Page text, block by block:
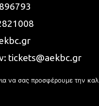
tickets@aekbc.gr
να σας προσφέρουμε την